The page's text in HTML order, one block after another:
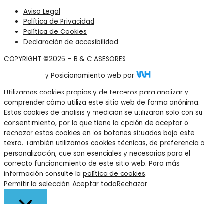
Aviso Legal
Política de Privacidad
Política de Cookies
Declaración de accesibilidad
COPYRIGHT ©2026 – B & C ASESORES
y Posicionamiento web por
Utilizamos cookies propias y de terceros para analizar y
comprender cómo utiliza este sitio web de forma anónima.
Estas cookies de análisis y medición se utilizarán solo con su
consentimiento, por lo que tiene la opción de aceptar o
rechazar estas cookies en los botones situados bajo este
texto. También utilizamos cookies técnicas, de preferencia o
personalización, que son esenciales y necesarias para el
correcto funcionamiento de este sitio web. Para más
información consulte la política de cookies.
Permitir la selección Aceptar todoRechazar